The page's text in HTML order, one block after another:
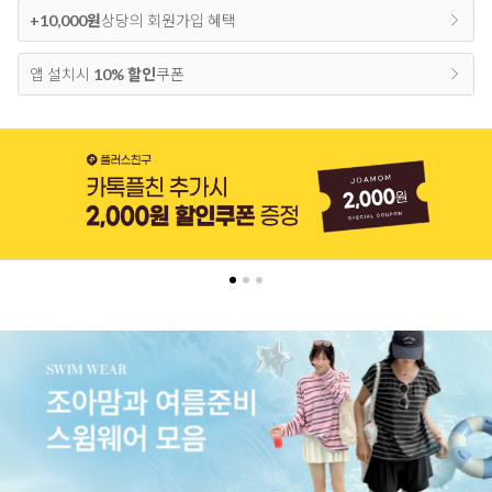
+10,000원상당의 회원가입 혜택
앱 설치시 10% 할인쿠폰